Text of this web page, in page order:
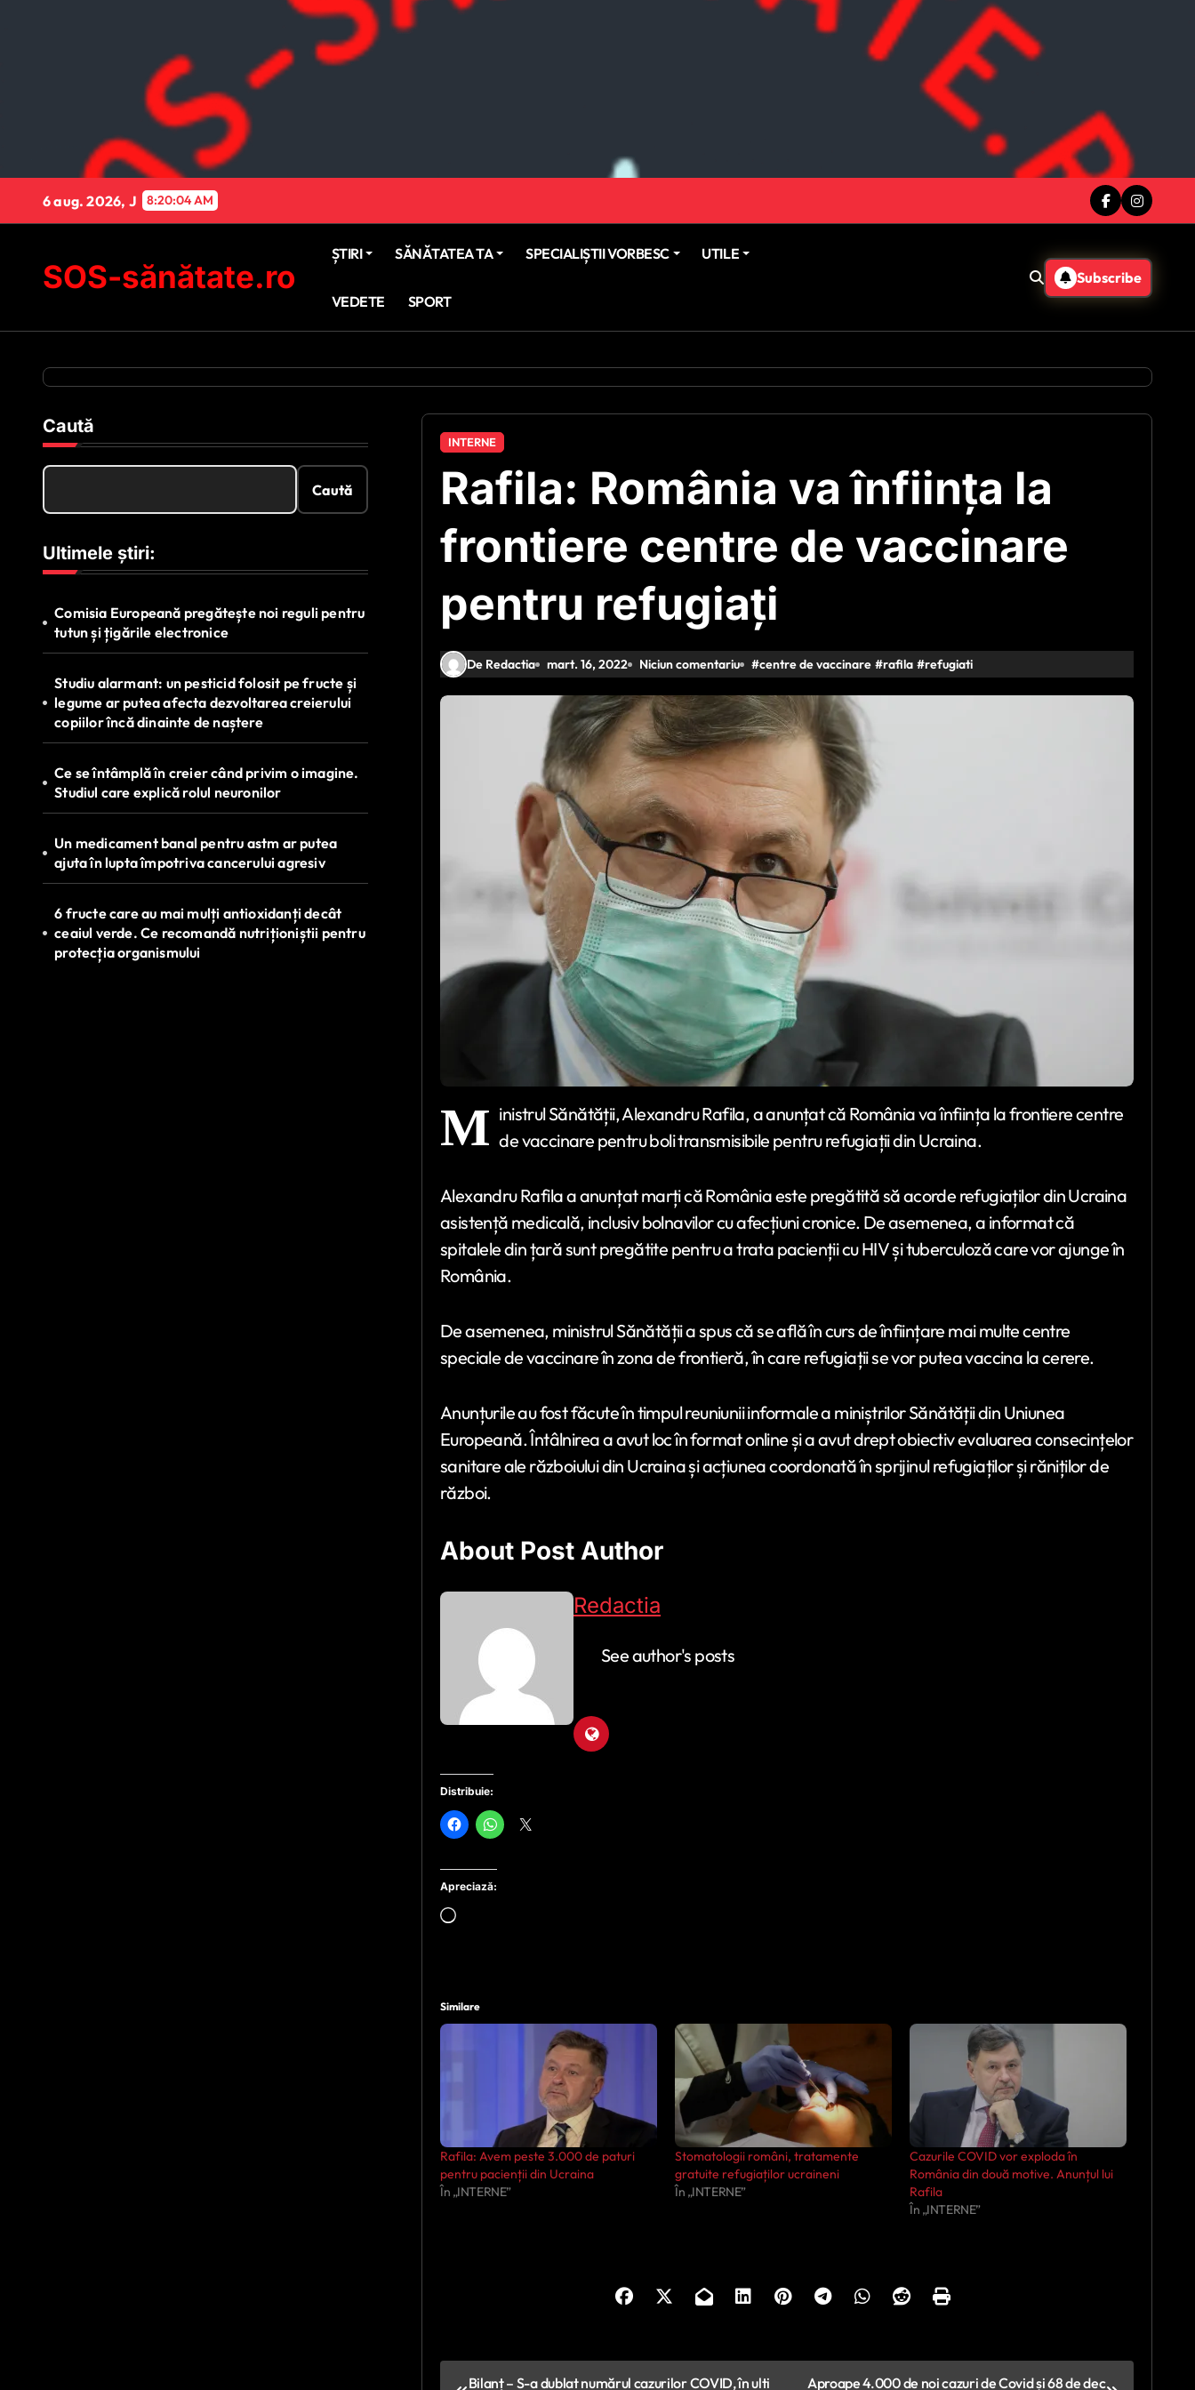
6 aug. 2026, J 8:20:05 AM
SOS-sănătate.ro
ȘTIRI SĂNĂTATEA TA SPECIALIȘTII VORBESC UTILE
VEDETE SPORT
Subscribe
Caută
Caută
Ultimele știri:
Comisia Europeană pregătește noi reguli pentru
tutun și țigările electronice
Studiu alarmant: un pesticid folosit pe fructe și
legume ar putea afecta dezvoltarea creierului
copiilor încă dinainte de naștere
Ce se întâmplă în creier când privim o imagine.
Studiul care explică rolul neuronilor
Un medicament banal pentru astm ar putea
ajuta în lupta împotriva cancerului agresiv
6 fructe care au mai mulți antioxidanți decât
ceaiul verde. Ce recomandă nutriționiștii pentru
protecția organismului
INTERNE
Rafila: România va înființa la
frontiere centre de vaccinare
pentru refugiați
De Redactia mart. 16, 2022 Niciun comentariu #centre de vaccinare #rafila #refugiati
M inistrul Sănătății, Alexandru Rafila, a anunțat că România va înființa la frontiere centre
de vaccinare pentru boli transmisibile pentru refugiații din Ucraina.
Alexandru Rafila a anunțat marți că România este pregătită să acorde refugiaților din Ucraina
asistență medicală, inclusiv bolnavilor cu afecțiuni cronice. De asemenea, a informat că
spitalele din țară sunt pregătite pentru a trata pacienții cu HIV și tuberculoză care vor ajunge în
România.
De asemenea, ministrul Sănătății a spus că se află în curs de înființare mai multe centre
speciale de vaccinare în zona de frontieră, în care refugiații se vor putea vaccina la cerere.
Anunțurile au fost făcute în timpul reuniunii informale a miniștrilor Sănătății din Uniunea
Europeană. Întâlnirea a avut loc în format online și a avut drept obiectiv evaluarea consecințelor
sanitare ale războiului din Ucraina și acțiunea coordonată în sprijinul refugiaților și răniților de
război.
About Post Author
Redactia
See author's posts
Distribuie:
Apreciază:
Încarc...
Similare
Rafila: Avem peste 3.000 de paturi
pentru pacienții din Ucraina
În „INTERNE”
Stomatologii români, tratamente
gratuite refugiaților ucraineni
În „INTERNE”
Cazurile COVID vor exploda în
România din două motive. Anunțul lui
Rafila
În „INTERNE”
N Bilanț – S-a dublat numărul cazurilor COVID, în ulti
Aproape 4.000 de noi cazuri de Covid și 68 de dec